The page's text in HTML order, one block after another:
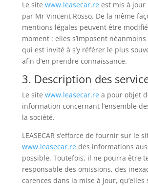
Le site www.leasecar.reest mis à jour
par Mr Vincent Rosso. De la même
mentions légales peuvent être
moment : elles s’imposent
qui est invité à s’y référer le plus
afin d’en prendre connaissance.
3. Description des
Le site www.leasecar.rea pour objet
information concernant l’ensemble
la société.
LEASECAR s’efforce de fournir sur le
www.leasecar.redes informations
possible. Toutefois, il ne pourra être
responsable des omissions, des
carences dans la mise à jour, qu’elles